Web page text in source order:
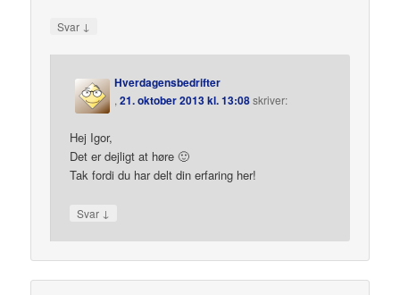
Svar ↓
Hverdagensbedrifter
,21. oktober 2013 kl. 13:08skriver:
Hej Igor,
Det er dejligt at høre 🙂
Tak fordi du har delt din erfaring her!
Svar ↓